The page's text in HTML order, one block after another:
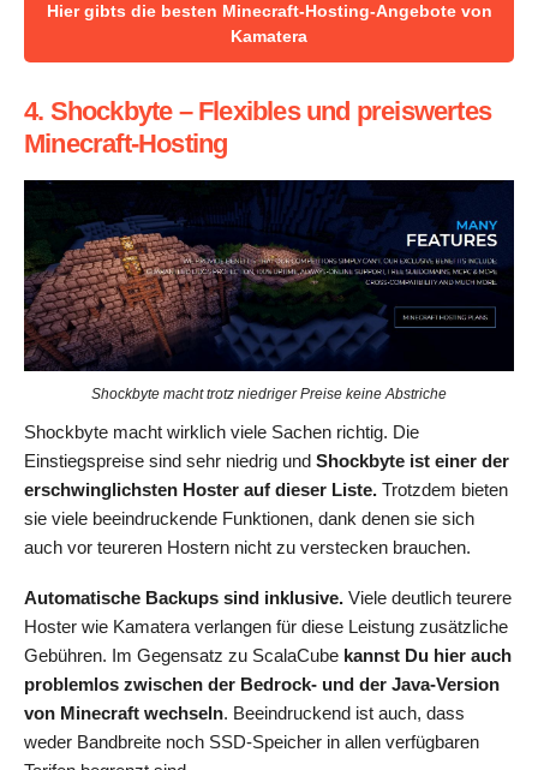
Hier gibts die besten Minecraft-Hosting-Angebote von
Kamatera
4. Shockbyte – Flexibles und preiswertes
Minecraft-Hosting
Shockbyte macht trotz niedriger Preise keine Abstriche
Shockbyte macht wirklich viele Sachen richtig. Die
Einstiegspreise sind sehr niedrig und Shockbyte ist einer der
erschwinglichsten Hoster auf dieser Liste. Trotzdem bieten
sie viele beeindruckende Funktionen, dank denen sie sich
auch vor teureren Hostern nicht zu verstecken brauchen.
Automatische Backups sind inklusive. Viele deutlich teurere
Hoster wie Kamatera verlangen für diese Leistung zusätzliche
Gebühren. Im Gegensatz zu ScalaCube kannst Du hier auch
problemlos zwischen der Bedrock- und der Java-Version
von Minecraft wechseln. Beeindruckend ist auch, dass
weder Bandbreite noch SSD-Speicher in allen verfügbaren